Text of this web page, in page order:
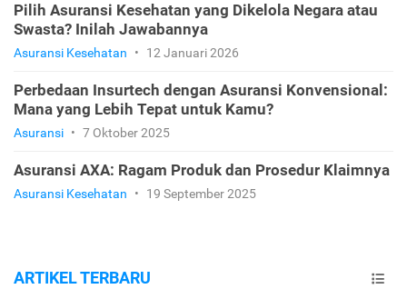
Pilih Asuransi Kesehatan yang Dikelola Negara atau
Swasta? Inilah Jawabannya
Asuransi Kesehatan • 12 Januari 2026
Perbedaan Insurtech dengan Asuransi Konvensional:
Mana yang Lebih Tepat untuk Kamu?
Asuransi • 7 Oktober 2025
Asuransi AXA: Ragam Produk dan Prosedur Klaimnya
Asuransi Kesehatan • 19 September 2025
ARTIKEL TERBARU